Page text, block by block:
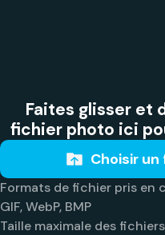
Faites glisser et
fichier photo ici
Choisir
Formats de fichier pris en
GIF, WebP, BMP
Taille maximale des